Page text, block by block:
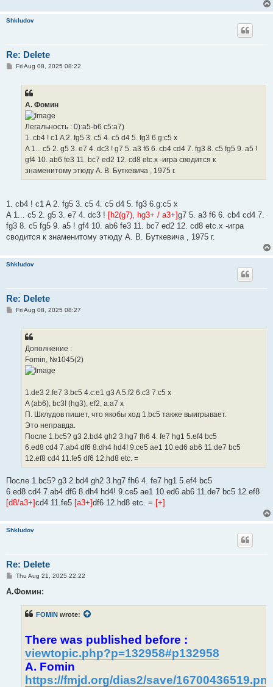
Shkludov
Re: Delete
PFri Aug 08, 2025 08:22
А. Фомин
Легальность : 0):a5-b6 c5:a7)
1. cb4 ! c1 A 2. fg5 3. c5 4. c5 d4 5. fg3 6.g:c5 x
A 1... c5 2. g5 3. e7 4. dc3 ! g7 5. a3 f6 6. cb4 cd4 7. fg3 8. c5 fg5 9. a5 !
gf4 10. ab6 fe3 11. bc7 ed2 12. cd8 etc.x -игра сводится к
знаменитому этюду А. В. Буткевича , 1975 г.
1. cb4 ! c1 A 2. fg5 3. c5 4. c5 d4 5. fg3 6.g:c5 x
A 1... c5 2. g5 3. e7 4. dc3 ! [h2(g7), hg3+ / a3+]g7 5. a3 f6 6. cb4 cd4 7.
fg3 8. c5 fg5 9. a5 ! gf4 10. ab6 fe3 11. bc7 ed2 12. cd8 etc.x -игра
сводится к знаменитому этюду А. В. Буткевича , 1975 г.
Shkludov
Re: Delete
PFri Aug 08, 2025 08:27
Дополнение :
Fomin, №1045(2)
1.de3 2.fe7 3.bc5 4.c:e1 g3 A 5.f2 6.c3 7.c5 x
A (ab6), bc3! (hg3), ef2, a:a7 x
П. Шклудов пишет, что якобы ход 1.bc5 также выигрывает.
Это неправда.
После 1.bc5? g3 2.bd4 gh2 3.hg7 fh6 4. fe7 hg1 5.ef4 bc5
6.ed8 cd4 7.ab4 df6 8.dh4 hd4! 9.ce5 ae1 10.ed6 ab6 11.de7 bc5
12.ef8 cd4 11.fe5 df6 12.hd8 etc. =
После 1.bc5? g3 2.bd4 gh2 3.hg7 fh6 4. fe7 hg1 5.ef4 bc5
6.ed8 cd4 7.ab4 df6 8.dh4 hd4! 9.ce5 ae1 10.ed6 ab6 11.de7 bc5 12.ef8
[d8/a3+]cd4 11.fe5 [a3+]df6 12.hd8 etc. = [+]
Shkludov
Re: Delete
P
s
Thu Aug 21, 2025 22:22
А.Фомин:
FOMIN wrote:
There was published before :
viewtopic.php?p=132958#p132958
A. Fomin
https://fmjd.org/dias2/save/